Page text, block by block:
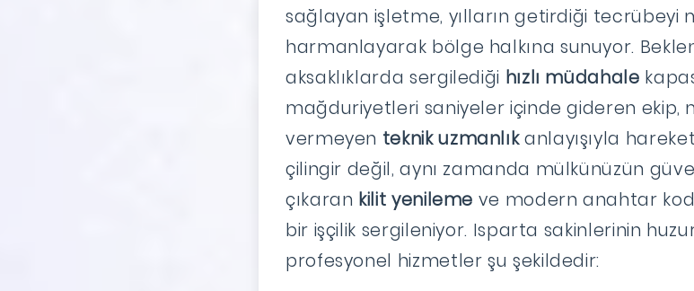
sağlayan işletme, yılların getirdiği tecrübeyi
harmanlayarak bölge halkına sunuyor.
aksaklıklarda sergilediği hızlı müdahale
mağduriyetleri saniyeler içinde gideren ekip,
vermeyen teknik uzmanlıkanlayışıyla
çilingir değil, aynı zamanda mülkünüzün
çıkaran kilit yenileme ve modern anahtar
bir işçilik sergileniyor. Isparta sakinlerinin
profesyonel hizmetler şu şekildedir: